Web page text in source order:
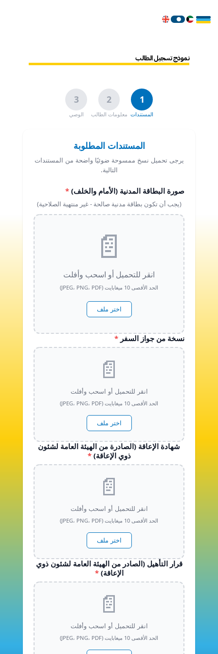
نموذج تسجيل الطالب
1
المستندات
2
معلومات الطالب
3
الوصي
المستندات المطلوبة
يرجى تحميل نسخ ممسوحة ضوئيًا واضحة من المستندات
التالية.
صورة البطاقة المدنية (الأمام والخلف) *
(يجب أن تكون بطاقة مدنية صالحة - غير منتهية الصلاحية)
📄
انقر للتحميل أو اسحب وأفلت
الحد الأقصى 10 ميغابايت (JPEG، PNG، PDF)
اختر ملف
نسخة من جواز السفر *
📄
انقر للتحميل أو اسحب وأفلت
الحد الأقصى 10 ميغابايت (JPEG، PNG، PDF)
اختر ملف
شهادة الإعاقة (الصادرة من الهيئة العامة لشئون
ذوي الإعاقة) *
📄
انقر للتحميل أو اسحب وأفلت
الحد الأقصى 10 ميغابايت (JPEG، PNG، PDF)
اختر ملف
قرار التأهيل (الصادر من الهيئة العامة لشئون ذوي
الإعاقة) *
📄
انقر للتحميل أو اسحب وأفلت
الحد الأقصى 10 ميغابايت (JPEG، PNG، PDF)